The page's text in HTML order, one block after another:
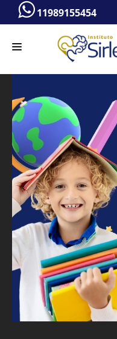
11989155454
A PSICÓLOGA
SERVIÇOS
BLOG
VÍDEOS
CONTATO
ATENDIMENTO